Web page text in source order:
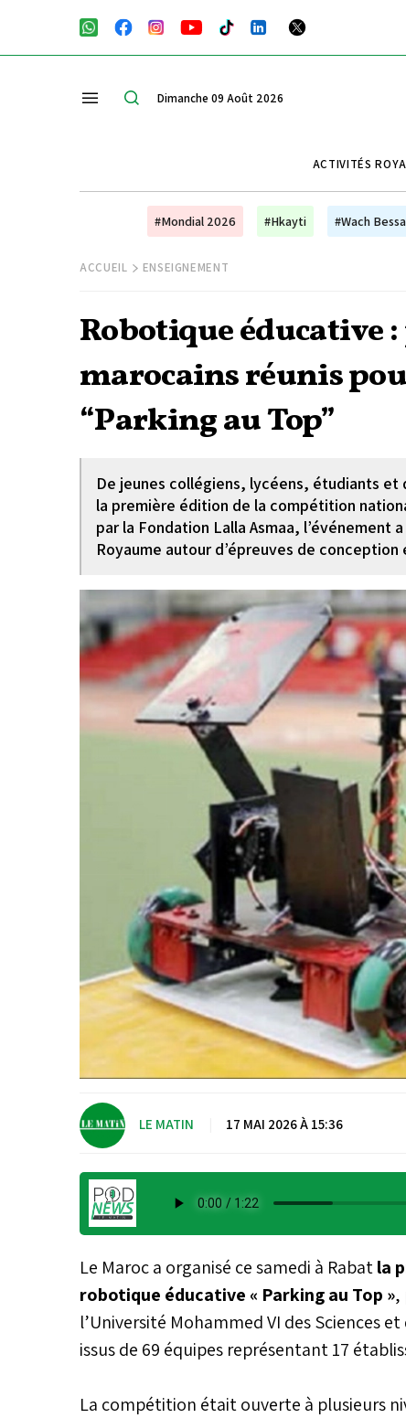
Dimanche 09 Août 2026
ACTIVITÉS
#Mondial 2026 #Hkayti #Wach
ACCUEIL ENSEIGNEMENT
Robotique éducative :
marocains réunis
“Parking au Top”
De jeunes collégiens, lycéens, étudiants
la première édition de la compétition
par la Fondation Lalla Asmaa,
Royaume autour d’épreuves de
LE MATIN 17 MAI 2026 À 15:36
Le Maroc a organisé ce samedi à Rabatla
robotique éducative « Parking au Top »,
l’Université Mohammed VI des Sciences
issus de 69 équipes représentant 17
La compétition était ouverte à plusieurs